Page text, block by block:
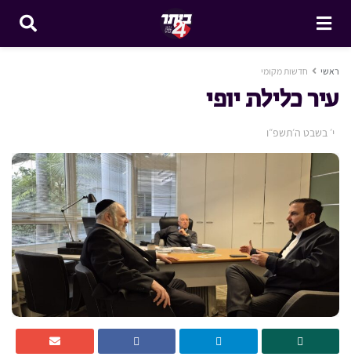
ראשי חדשות מקומי
עיר כלילת יופי
י׳ בשבט ה׳תשפ״ו